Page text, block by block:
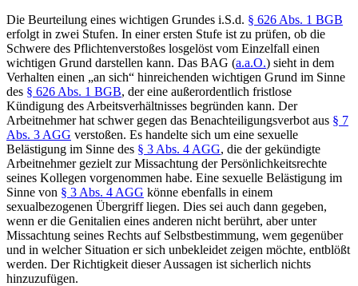
Die Beurteilung eines wichtigen Grundes i.S.d. § 626 Abs. 1 BGB
erfolgt in zwei Stufen. In einer ersten Stufe ist zu prüfen, ob die
Schwere des Pflichtenverstoßes losgelöst vom Einzelfall einen
wichtigen Grund darstellen kann. Das BAG (a.a.O.) sieht in dem
Verhalten einen „an sich“ hinreichenden wichtigen Grund im Sinne
des § 626 Abs. 1 BGB, der eine außerordentlich fristlose
Kündigung des Arbeitsverhältnisses begründen kann. Der
Arbeitnehmer hat schwer gegen das Benachteiligungsverbot aus § 7
Abs. 3 AGG verstoßen. Es handelte sich um eine sexuelle
Belästigung im Sinne des § 3 Abs. 4 AGG, die der gekündigte
Arbeitnehmer gezielt zur Missachtung der Persönlichkeitsrechte
seines Kollegen vorgenommen habe. Eine sexuelle Belästigung im
Sinne von § 3 Abs. 4 AGG könne ebenfalls in einem
sexualbezogenen Übergriff liegen. Dies sei auch dann gegeben,
wenn er die Genitalien eines anderen nicht berührt, aber unter
Missachtung seines Rechts auf Selbstbestimmung, wem gegenüber
und in welcher Situation er sich unbekleidet zeigen möchte, entblößt
werden. Der Richtigkeit dieser Aussagen ist sicherlich nichts
hinzuzufügen.